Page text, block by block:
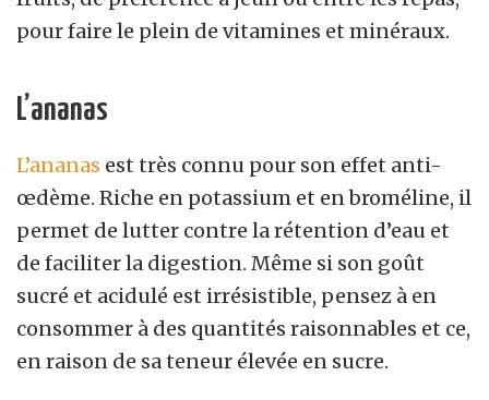
pour faire le plein de vitamines et minéraux.
L’ananas
L’ananas est très connu pour son effet anti-
œdème. Riche en potassium et en broméline, il
permet de lutter contre la rétention d’eau et
de faciliter la digestion. Même si son goût
sucré et acidulé est irrésistible, pensez à en
consommer à des quantités raisonnables et ce,
en raison de sa teneur élevée en sucre.